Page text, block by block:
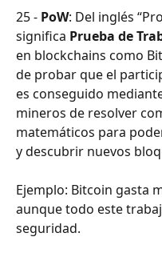
25 - PoW: Del inglés
significa Prueba de
en blockchains como
de probar que el
es conseguido
mineros de resolver
matemáticos para
y descubrir nuevos
Ejemplo: Bitcoin gasta
aunque todo este
seguridad.